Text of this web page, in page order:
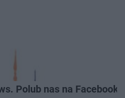
Polub nas na